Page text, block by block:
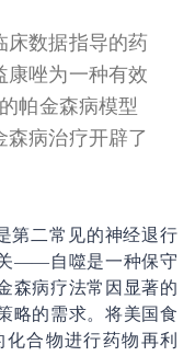
数据指导的药
唑为一种有效
帕金森病模型
病治疗开辟了
第二常见的神经退行
——自噬是一种保守
森病疗法常因显著的
略的需求。将美国食
合物进行药物再利